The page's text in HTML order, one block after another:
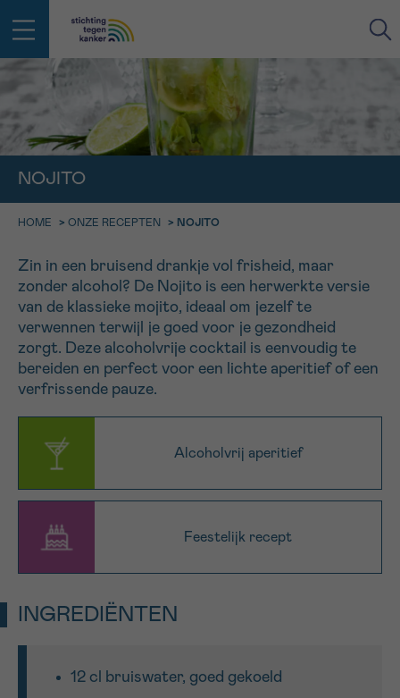
NOJITO
HOME > ONZE RECEPTEN > NOJITO
Zin in een bruisend drankje vol frisheid, maar
zonder alcohol? De Nojito is een herwerkte versie
van de klassieke mojito, ideaal om jezelf te
verwennen terwijl je goed voor je gezondheid
zorgt. Deze alcoholvrije cocktail is eenvoudig te
bereiden en perfect voor een lichte aperitief of een
verfrissende pauze.
Alcoholvrij aperitief
Feestelijk recept
INGREDIËNTEN
12 cl bruiswater, goed gekoeld
EMAIL
VOORNAAM
IN DE STRIJD TEGEN KANKER STA
JE NIET ALLEEN
Professionele medewerkers beantwoorden je vragen
ma-vrij 9u tot 18u
Via ons
contactformulier
Ik wil graag opgebeld worden
Meer weten over Kankerinfo
NAAM
EMAIL
TERUG
KIES DE TIJDSSPANNE VAN JE AFSPRAAK
11h-13h
13h-16h
Verder